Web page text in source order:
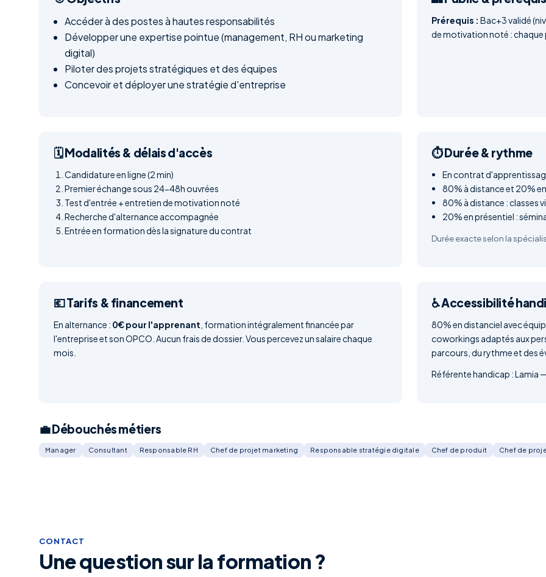
Accéder à des postes à hautes responsabilités
Développer une expertise pointue (management, RH ou marketing
digital)
Piloter des projets stratégiques et des équipes
Concevoir et déployer une stratégie d'entreprise
Prérequis : Bac+3 validé
de motivation noté :
🗓️ Modalités & délais d'accès
Candidature en ligne (2 min)
Premier échange sous 24-48h ouvrées
Test d'entrée + entretien de motivation noté
Recherche d'alternance accompagnée
Entrée en formation dès la signature du contrat
⏱️ Durée & rythme
En contrat
80% à distance et 20%
80% à distance : classes
20% en présentiel :
Durée exacte selon la
💶 Tarifs & financement
En alternance : 0€ pour l'apprenant , formation intégralement financée par
l'entreprise et son OPCO. Aucun frais de dossier. Vous percevez un salaire chaque
mois.
♿ Accessibilité
80% en distanciel avec
coworkings adaptés aux
parcours, du rythme et des
Référente handicap : Lamia
💼 Débouchés métiers
Manager Consultant Responsable RH Chef de projet marketing Responsable stratégie digitale Chef de produit Chef de
CONTACT
Une question sur la formation ?